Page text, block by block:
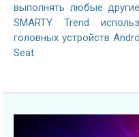
выполнять любые
SMARTY Trend
головных устройств
Seat.